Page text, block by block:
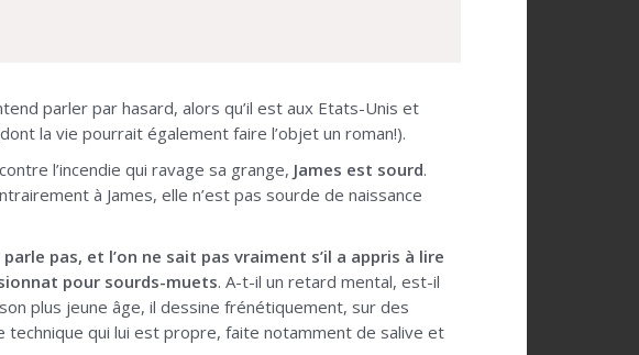
parler par hasard, alors qu’il est aux Etats-Unis et
la vie pourrait également faire l’objet un roman!).
l’incendie qui ravage sa grange, James est sourd.
à James, elle n’est pas sourde de naissance
pas, et l’on ne sait pas vraiment s’il a appris à lire
pour sourds-muets. A-t-il un retard mental, est-il
plus jeune âge, il dessine frénétiquement, sur des
qui lui est propre, faite notamment de salive et